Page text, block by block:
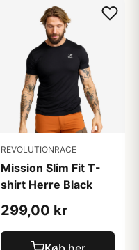
REVOLUTIONRACE
Mission Slim Fit T-
shirt Herre Black
299,00 kr